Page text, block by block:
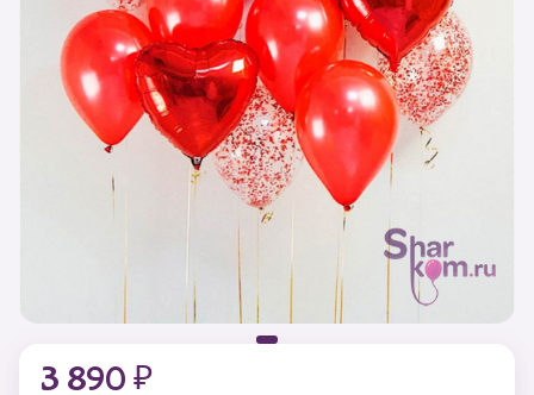
3 890 ₽